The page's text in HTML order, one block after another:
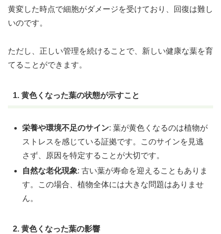
黄変した時点で細胞がダメージを受けており、回復は難し
いのです。
ただし、正しい管理を続けることで、新しい健康な葉を育
てることができます。
1. 黄色くなった葉の状態が示すこと
栄養や環境不足のサイン: 葉が黄色くなるのは植物が
ストレスを感じている証拠です。このサインを見逃
さず、原因を特定することが大切です。
自然な老化現象: 古い葉が寿命を迎えることもありま
す。この場合、植物全体には大きな問題はありませ
ん。
2. 黄色くなった葉の影響